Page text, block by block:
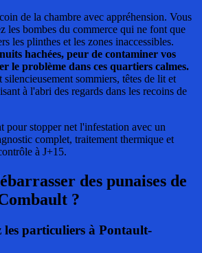
de la chambre avec appréhension. Vous
les bombes du commerce qui ne font que
les plinthes et les zones inaccessibles.
hachées, peur de contaminer vos
le problème dans ces quartiers calmes.
sommiers, têtes de lit et
à l'abri des regards dans les recoins de
pour stopper net l'infestation avec un
complet, traitement thermique et
à J+15.
des punaises de
?
les particuliers à Pontault-